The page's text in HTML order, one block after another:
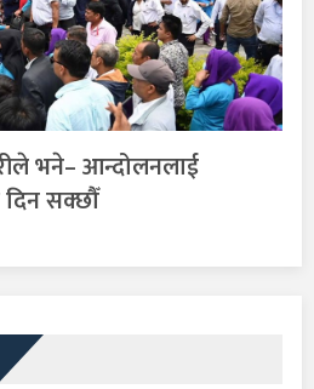
भने– आन्दोलनलाई
दिन सक्छौँ